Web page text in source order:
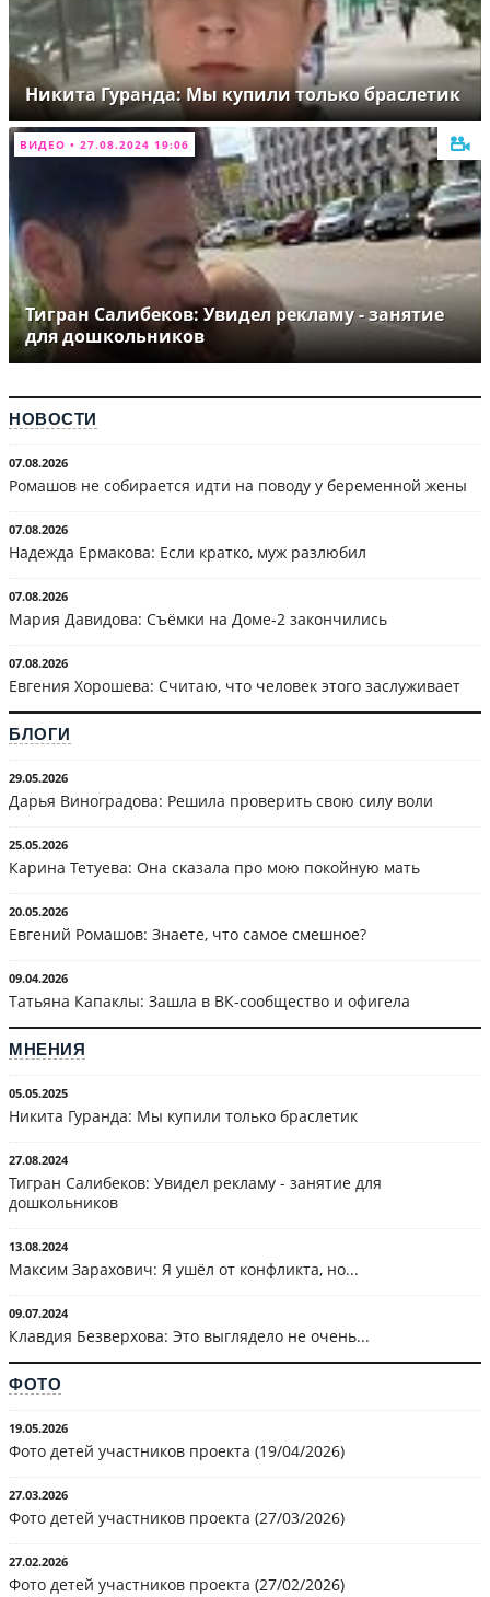
Никита Гуранда: Мы купили только браслетик
ВИДЕО • 27.08.2024 19:06
Тигран Салибеков: Увидел рекламу - занятие
для дошкольников
НОВОСТИ
07.08.2026
Ромашов не собирается идти на поводу у беременной жены
07.08.2026
Надежда Ермакова: Если кратко, муж разлюбил
07.08.2026
Мария Давидова: Съёмки на Доме-2 закончились
07.08.2026
Евгения Хорошева: Считаю, что человек этого заслуживает
БЛОГИ
29.05.2026
Дарья Виноградова: Решила проверить свою силу воли
25.05.2026
Карина Тетуева: Она сказала про мою покойную мать
20.05.2026
Евгений Ромашов: Знаете, что самое смешное?
09.04.2026
Татьяна Капаклы: Зашла в ВК-сообщество и офигела
МНЕНИЯ
05.05.2025
Никита Гуранда: Мы купили только браслетик
27.08.2024
Тигран Салибеков: Увидел рекламу - занятие для
дошкольников
13.08.2024
Максим Зарахович: Я ушёл от конфликта, но...
09.07.2024
Клавдия Безверхова: Это выглядело не очень...
ФОТО
19.05.2026
Фото детей участников проекта (19/04/2026)
27.03.2026
Фото детей участников проекта (27/03/2026)
27.02.2026
Фото детей участников проекта (27/02/2026)